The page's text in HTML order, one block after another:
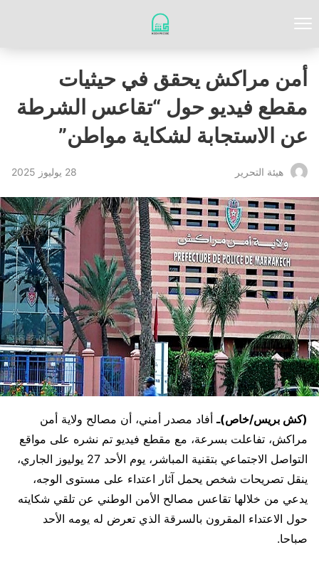
أمن مراكش يحقق في حيثيات
مقطع فيديو حول “تقاعس الشرطة
عن الاستجابة لشكاية مواطن”
‏هيئة ‏التحرير 28 يوليوز 2025
(كش بريس/خاص)ـأفاد مصدر أمني، أن مصالح ولاية أمن
مراكش، تفاعلت بسرعة، مع مقطع فيديو تم نشره على مواقع
التواصل الاجتماعي بتقنية المباشر، يوم الأحد 27 يوليوز الجاري،
ينقل تصريحات شخص يحمل آثار اعتداء على مستوى الوجه،
يدعي من خلالها تقاعس مصالح الأمن الوطني عن تلقي شكايته
حول الاعتداء المقرون بالسرقة الذي تعرض له يومه الأحد
صباحا.